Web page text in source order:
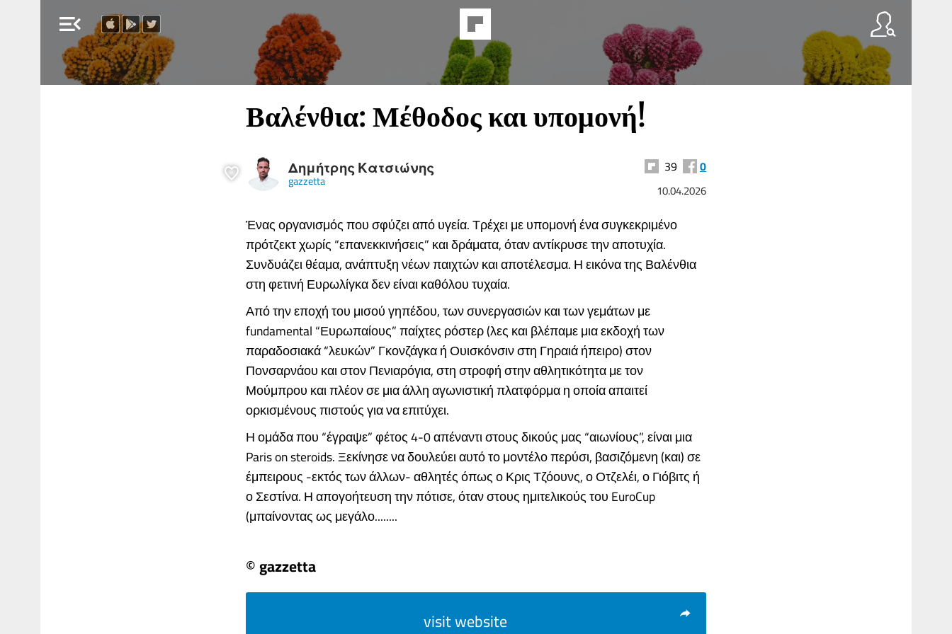
menu_open
Βαλένθια: Μέθοδος και υπομονή!
Δημήτρης Κατσιώνης
gazzetta
39 0
10.04.2026
Ένας οργανισμός που σφύζει από υγεία. Τρέχει με υπομονή ένα συγκεκριμένο
πρότζεκτ χωρίς “επανεκκινήσεις” και δράματα, όταν αντίκρυσε την αποτυχία.
Συνδυάζει θέαμα, ανάπτυξη νέων παιχτών και αποτέλεσμα. Η εικόνα της Βαλένθια
στη φετινή Ευρωλίγκα δεν είναι καθόλου τυχαία.
Από την εποχή του μισού γηπέδου, των συνεργασιών και των γεμάτων με
fundamental “Ευρωπαίους” παίχτες ρόστερ (λες και βλέπαμε μια εκδοχή των
παραδοσιακά “λευκών” Γκονζάγκα ή Ουισκόνσιν στη Γηραιά ήπειρο) στον
Πονσαρνάου και στον Πενιαρόγια, στη στροφή στην αθλητικότητα με τον
Μούμπρου και πλέον σε μια άλλη αγωνιστική πλατφόρμα η οποία απαιτεί
ορκισμένους πιστούς για να επιτύχει.
Η ομάδα που “έγραψε” φέτος 4-0 απέναντι στους δικούς μας “αιωνίους”, είναι μια
Paris on steroids. Ξεκίνησε να δουλεύει αυτό το μοντέλο περύσι, βασιζόμενη (και) σε
έμπειρους -εκτός των άλλων- αθλητές όπως ο Κρις Τζόουνς, ο Οτζελέι, ο Γιόβιτς ή
ο Σεστίνα. Η απογοήτευση την πότισε, όταν στους ημιτελικούς του EuroCup
(μπαίνοντας ως μεγάλο........
© gazzetta
visit website